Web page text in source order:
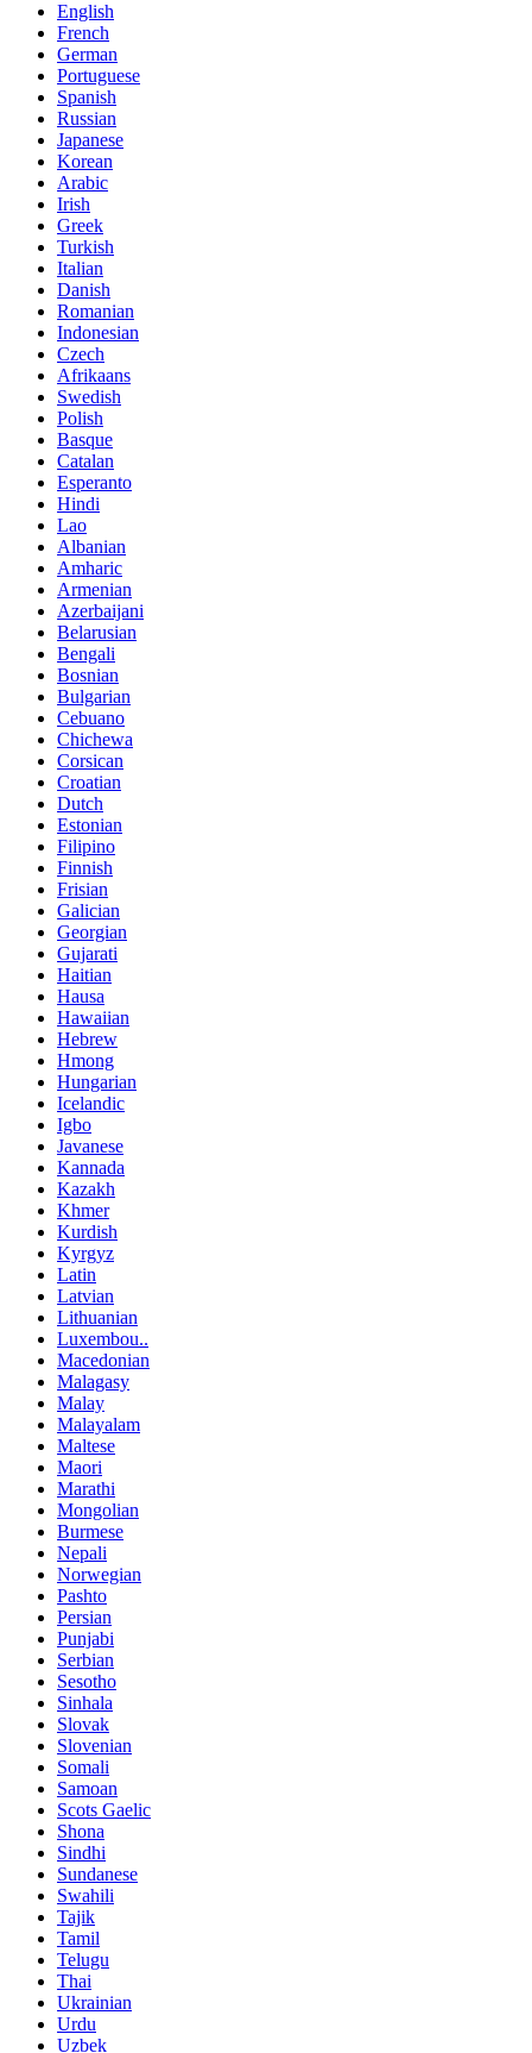
English
French
German
Portuguese
Spanish
Russian
Japanese
Korean
Arabic
Irish
Greek
Turkish
Italian
Danish
Romanian
Indonesian
Czech
Afrikaans
Swedish
Polish
Basque
Catalan
Esperanto
Hindi
Lao
Albanian
Amharic
Armenian
Azerbaijani
Belarusian
Bengali
Bosnian
Bulgarian
Cebuano
Chichewa
Corsican
Croatian
Dutch
Estonian
Filipino
Finnish
Frisian
Galician
Georgian
Gujarati
Haitian
Hausa
Hawaiian
Hebrew
Hmong
Hungarian
Icelandic
Igbo
Javanese
Kannada
Kazakh
Khmer
Kurdish
Kyrgyz
Latin
Latvian
Lithuanian
Luxembou..
Macedonian
Malagasy
Malay
Malayalam
Maltese
Maori
Marathi
Mongolian
Burmese
Nepali
Norwegian
Pashto
Persian
Punjabi
Serbian
Sesotho
Sinhala
Slovak
Slovenian
Somali
Samoan
Scots Gaelic
Shona
Sindhi
Sundanese
Swahili
Tajik
Tamil
Telugu
Thai
Ukrainian
Urdu
Uzbek